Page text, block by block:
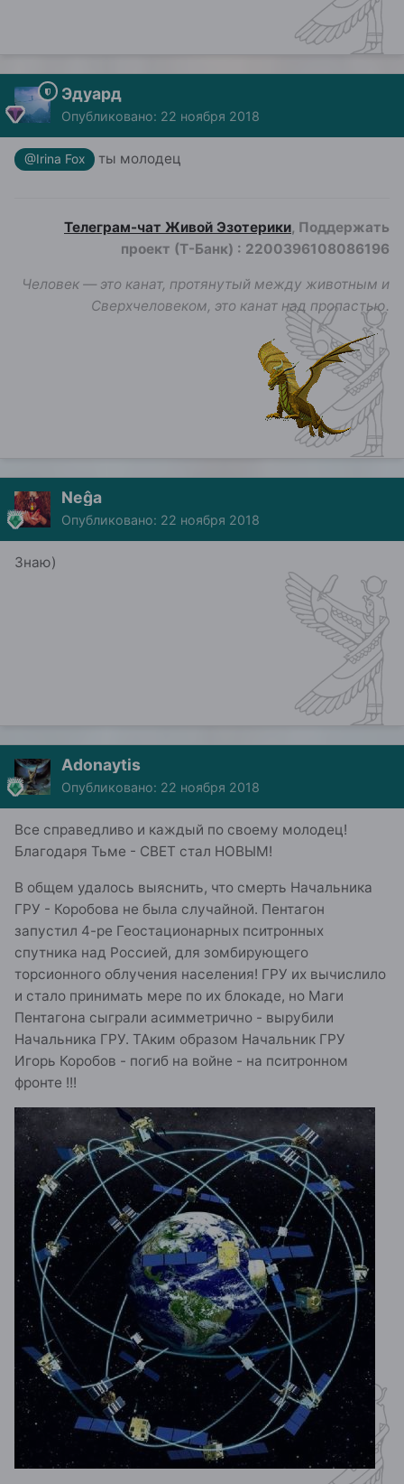
Эдуард
Опубликовано: 22 ноября 2018
@Irina Fox ты молодец
Телеграм-чат Живой Эзотерики, Поддержать
проект (Т-Банк) : 2200396108086196
Человек — это канат, протянутый между животным и
Сверхчеловеком, это канат над пропастью.
Neĝa
Опубликовано: 22 ноября 2018
Знаю)
Adonaytis
Опубликовано: 22 ноября 2018
Все справедливо и каждый по своему молодец!
Благодаря Тьме - СВЕТ стал НОВЫМ!
В общем удалось выяснить, что смерть Начальника
ГРУ - Коробова не была случайной. Пентагон
запустил 4-ре Геостационарных пситронных
спутника над Россией, для зомбирующего
торсионного облучения населения! ГРУ их вычислило
и стало принимать мере по их блокаде, но Маги
Пентагона сыграли асимметрично - вырубили
Начальника ГРУ. ТАким образом Начальник ГРУ
Игорь Коробов - погиб на войне - на пситронном
фронте !!!